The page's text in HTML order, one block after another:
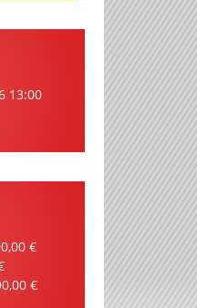
13:00
€
€